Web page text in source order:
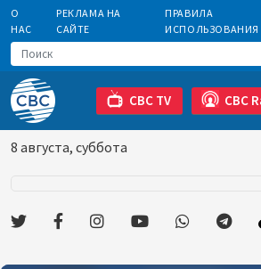
О
НАС
РЕКЛАМА НА
САЙТЕ
ПРАВИЛА
ИСПОЛЬЗОВАНИЯ
CBC TV CBC
8 августа, суббота